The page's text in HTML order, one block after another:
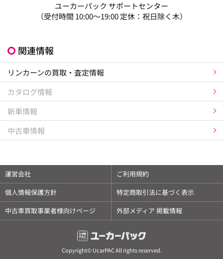
ユーカーパック サポートセンター
（受付時間 10:00～19:00 定休：祝日除く木）
関連情報
リンカーンの買取・査定情報
カタログ情報
新車情報
中古車情報
運営会社
ご利用規約
個人情報保護方針
特定商取引法に基づく表示
中古車買取事業者様向けページ
外部メディア 掲載情報
Copyright© UcarPAC All rights reserved.